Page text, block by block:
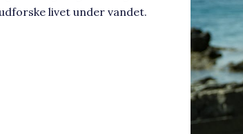
livet under vandet.